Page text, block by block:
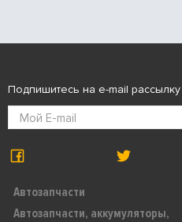
Автозапчасти
Автозапчасти, аккумуляторы,
Подпишитесь на e-mail рассылку